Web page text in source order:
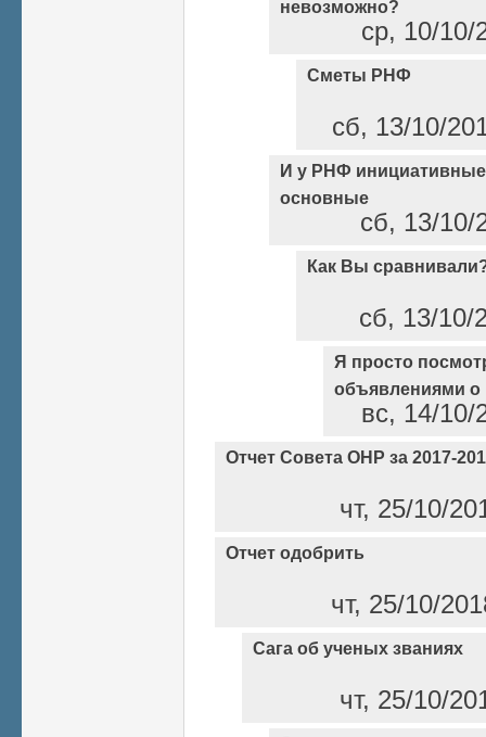
невозможно?
ср, 10/
Сметы РНФ
сб, 13/10/
И у РНФ
основные
сб, 13/
Как Вы
сб, 13/
Я просто
объявлениями о
вс, 14/
Отчет Совета ОНР за 2017-
чт, 25/10/
Отчет одобрить
чт, 25/10/
Сага об ученых званиях
чт, 25/10/